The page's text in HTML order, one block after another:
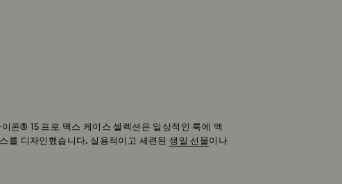
폰® 15 프로 맥스 케이스 셀렉션은 일상적인 룩에 액
를 디자인했습니다. 실용적이고 세련된생일 선물이나